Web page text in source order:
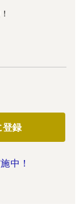
登録
中！